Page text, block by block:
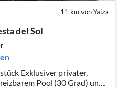
11 km von Yaiza
del Sol
Exklusiver privater,